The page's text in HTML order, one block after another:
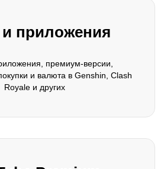
приложения
премиум-версии,
и валюта в Genshin, Clash
Royale и других